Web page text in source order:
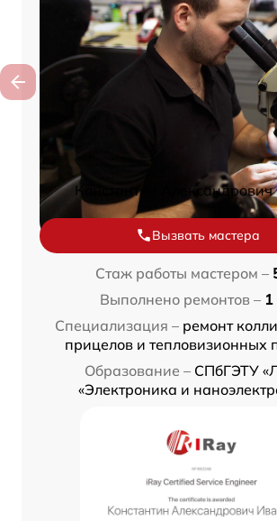
Константин
Вызвать мастера
Стаж работы мастером –
Выполнено ремонтов –
Специализация – ремонт
прицелов и тепловизионных
Образование – СПбГЭТУ
«Электроника и